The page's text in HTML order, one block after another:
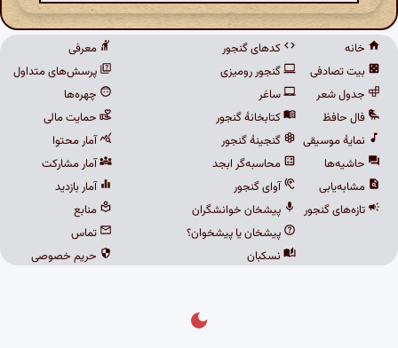
خانه
بیت تصادفی
جدول شعر
فال حافظ
نمایهٔ موسیقی
حاشیه‌ها
مشابه‌یابی
تازه‌های گنجور
کدهای گنجور
گنجور رومیزی
ساغر
کتابخانهٔ گنجور
گنجینهٔ گنجور
محاسبه‌گر ابجد
آوای گنجور
پیشخان خوانشگران
پیشخان یا پیشخوان؟
نسکبان
معرفی
پرسش‌های متداول
چهره‌ها
حمایت مالی
آمار محتوا
آمار مشارکت
آمار بازدید
منابع
تماس
حریم خصوصی